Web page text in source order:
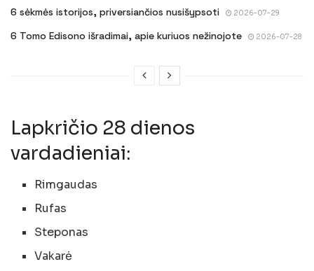
6 sėkmės istorijos, priversiančios nusišypsoti 2026-07-29
6 Tomo Edisono išradimai, apie kuriuos nežinojote 2026-07-28
Lapkričio 28 dienos
vardadieniai:
Rimgaudas
Rufas
Steponas
Vakarė